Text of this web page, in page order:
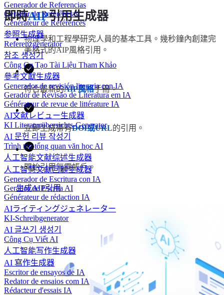
Generador de Referencias
Gerador de Referências
Générateur de Références
参照生成器
Referenzgenerator
참조 생성기
Công Cụ Tạo Tài Liệu Tham Khảo
參考文獻生成器
Generador de revisión literaria con IA
Gerador de Revisão de Literatura em IA
Générateur de revue de littérature IA
AI文献レビュー生成器
KI Literaturübersichts-Generator
AI 문헌 리뷰 작성기
Trình tạo tổng quan văn học AI
人工智能文献综述生成器
人工智慧文獻回顧生成器
Generador de Escritura con IA
Gerador de Escrita AI
Générateur de rédaction IA
AIライティングジェネレーター
KI-Schreibgenerator
AI 글쓰기 생성기
Công Cụ Viết AI
人工智能写作生成器
AI 寫作生成器
Escritor de ensayos de IA
Redator de ensaios com IA
Rédacteur d'essais IA
即時AIP引用生成器
物理學和工程學研究人員的基本工具。幾秒鐘內創建完
美格式的AIP風格引用。
符合最新的AIP風格手冊。
立即生成帶有DOI或URL的引用。
開始引用無需帳戶。
生成AIP引用